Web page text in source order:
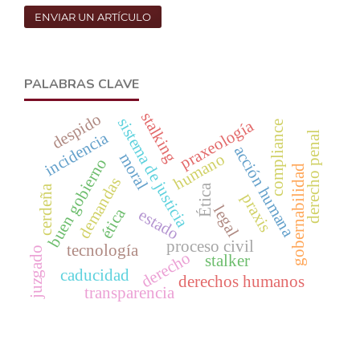
ENVIAR UN ARTÍCULO
PALABRAS CLAVE
proceso civil
sistema de justicia
tecnología
Ética
moral
legal
humano
derecho
praxeología
praxis
acción humana
compliance
buen gobierno
transparencia
gobernabilidad
estado
derechos humanos
ética
stalking
stalker
caducidad
incidencia
demandas
juzgado
derecho penal
cerdeña
despido